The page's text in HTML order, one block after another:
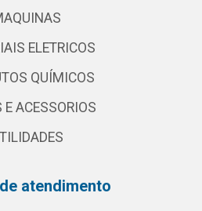
ELETRICOS
QUÍMICOS
E ACESSORIOS
atendimento